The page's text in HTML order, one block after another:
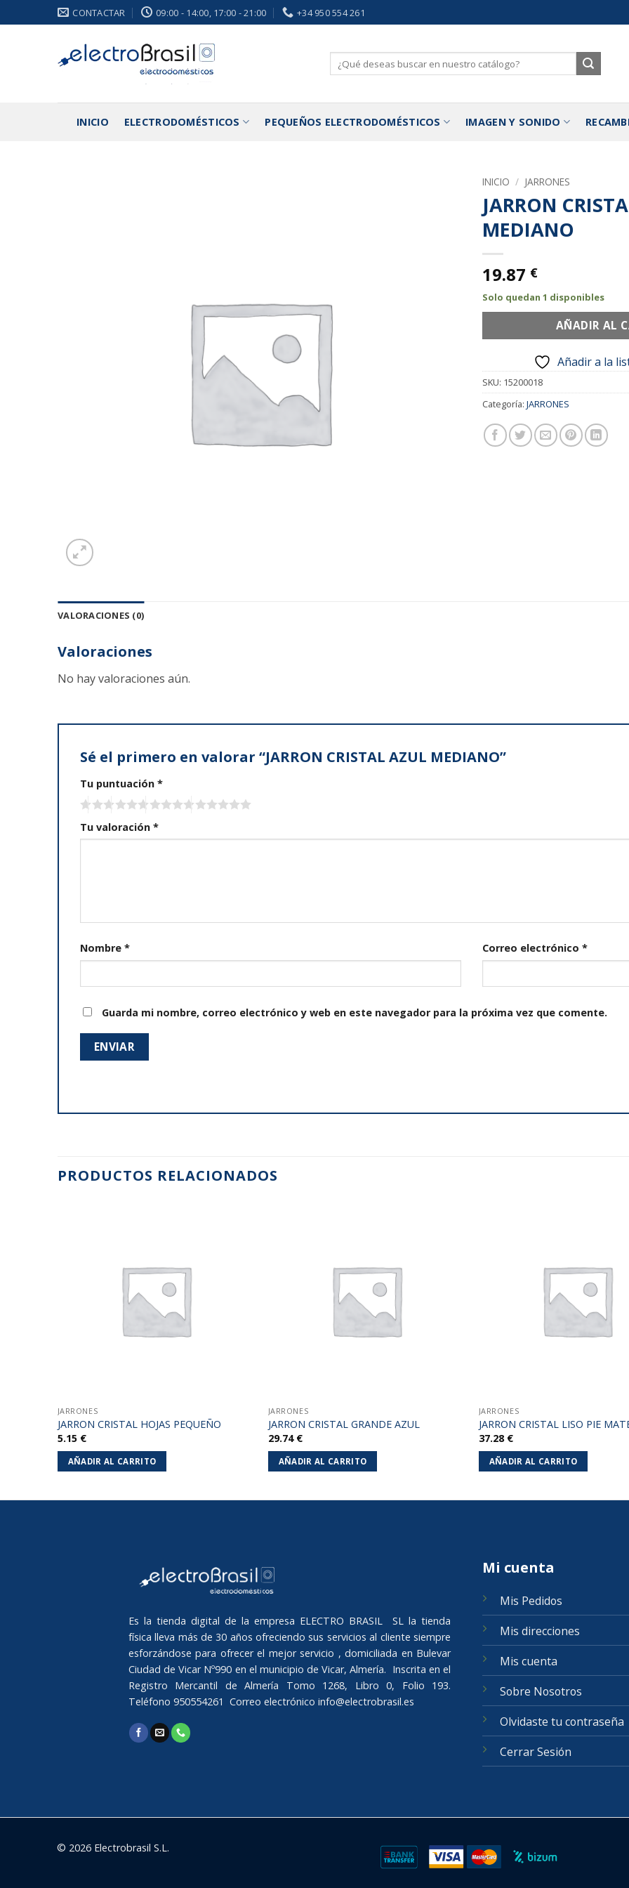
al
CONTACTAR 09:00 - 14:00, 17:00 - 21:00 +34 950 554 261
Buscar
por:
INICIO ELECTRODOMÉSTICOS PEQUEÑOS ELECTRODOMÉSTICOS IMAGEN Y SONIDO
INICIO / JARRONES
JARRON
MEDIANO
19.87 €
Solo quedan 1 disponibles
AÑADIR AL
Añadir a la
SKU: 15200018
Categoría: JARRONES
VALORACIONES (0)
Valoraciones
No hay valoraciones aún.
Sé el primero en valorar “JARRON CRISTAL AZUL MEDIANO”
Tu puntuación *
Tu valoración *
Nombre * Correo electrónico *
Guarda mi nombre, correo electrónico y web en este navegador para la próxima vez que comente.
PRODUCTOS RELACIONADOS
JARRONES
JARRON CRISTAL HOJAS PEQUEÑO
5.15 €
AÑADIR AL CARRITO
JARRONES
JARRON CRISTAL GRANDE AZUL
29.74 €
AÑADIR AL CARRITO
JARRONES
JARRON CRISTAL LISO PIE
37.28 €
AÑADIR AL CARRITO
Es la tienda digital de la empresa ELECTRO BRASIL SL la tienda
física lleva más de 30 años ofreciendo sus servicios al cliente siempre
esforzándose para ofrecer el mejor servicio , domiciliada en Bulevar
Ciudad de Vicar Nº990 en el municipio de Vicar, Almería. Inscrita en el
Registro Mercantil de Almería Tomo 1268, Libro 0, Folio 193.
Teléfono 950554261 Correo electrónico info@electrobrasil.es
Mi cuenta
Mis Pedidos
Mis direcciones
Mis cuenta
Sobre Nosotros
Olvidaste tu contraseña
Cerrar Sesión
© 2026 Electrobrasil S.L.